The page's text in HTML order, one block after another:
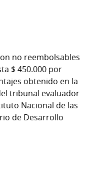
no reembolsables
$ 450.000 por
obtenido en la
tribunal evaluador
Nacional de las
de Desarrollo